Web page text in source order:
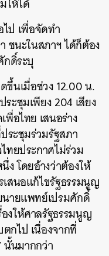
ป เพื่อจัดทำ
ชนะในสภาฯ ได้ก็ต้อง
ดิ์ระบุ
ขึ้นเมื่อช่วง 12.00 น.
ะชุมเพียง 204 เสียง
พื่อไทย เสนอร่าง
ระชุมร่วมรัฐสภา
ทยประกาศไม่ร่วม
โดยอ้างว่าต้องให้
สนอแก้ไขรัฐธรรมนูญ
ายแพทย์เปรมศักดิ์
งให้ศาลรัฐธรรมนูญ
กไป เนื่องจากที่
นั้นมากกว่า